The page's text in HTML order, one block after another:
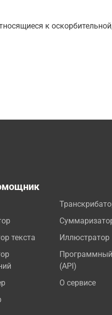
к
текста
Иллюстратор
(API)
О сервисе